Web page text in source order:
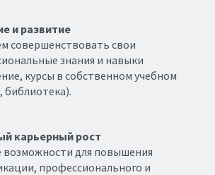
и развитие
совершенствовать свои
знания и навыки
курсы в собственном учебном
библиотека).
карьерный рост
возможности для повышения
профессионального и